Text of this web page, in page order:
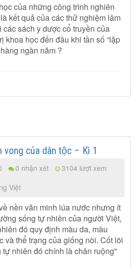
của những công trình nghiên
kết quả của các thử nghiệm lâm
sách y dược cổ truyền của
khoa học đến đâu khi tần số “lặp
ngàn năm ?
vong của dân tộc – Kì 1
0 nhận xét
3104 lượt xem
Việt
nền văn minh lúa nước nhưng ít
sống tự nhiên của người Việt,
đó quy định màu da, màu
và thể trạng của giống nòi. Cốt lõi
nhiên đó chính là chân ruộng"